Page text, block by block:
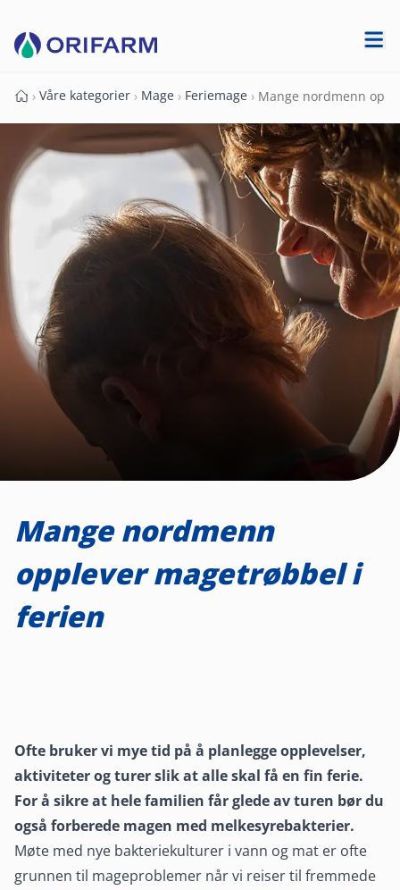
Forside
› Våre kategorier › Mage › Feriemage › Mange nordmenn
Mange nordmenn
opplever magetrøbbel i
ferien
Ofte bruker vi mye tid på å planlegge opplevelser,
aktiviteter og turer slik at alle skal få en fin ferie.
For å sikre at hele familien får glede av turen bør du
også forberede magen med melkesyrebakterier.
Møte med nye bakteriekulturer i vann og mat er ofte
grunnen til mageproblemer når vi reiser til fremmede